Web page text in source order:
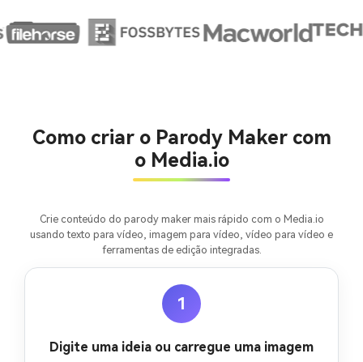
Como criar o Parody Maker com
o Media.io
Crie conteúdo do parody maker mais rápido com o Media.io
usando texto para vídeo, imagem para vídeo, vídeo para vídeo e
ferramentas de edição integradas.
1
Digite uma ideia ou carregue uma imagem
100% grátis!